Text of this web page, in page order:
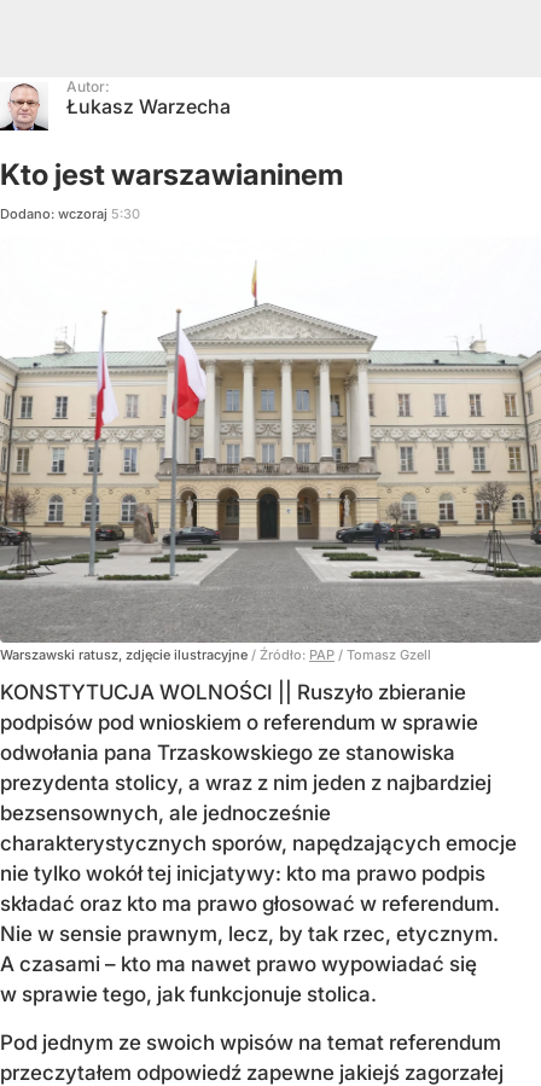
Autor:
Łukasz Warzecha
Kto jest warszawianinem
Dodano: wczoraj 5:30
Warszawski ratusz, zdjęcie ilustracyjne / Źródło: PAP / Tomasz Gzell
KONSTYTUCJA WOLNOŚCI || Ruszyło zbieranie
podpisów pod wnioskiem o referendum w sprawie
odwołania pana Trzaskowskiego ze stanowiska
prezydenta stolicy, a wraz z nim jeden z najbardziej
bezsensownych, ale jednocześnie
charakterystycznych sporów, napędzających emocje
nie tylko wokół tej inicjatywy: kto ma prawo podpis
składać oraz kto ma prawo głosować w referendum.
Nie w sensie prawnym, lecz, by tak rzec, etycznym.
A czasami – kto ma nawet prawo wypowiadać się
w sprawie tego, jak funkcjonuje stolica.
Pod jednym ze swoich wpisów na temat referendum
przeczytałem odpowiedź zapewne jakiejś zagorzałej